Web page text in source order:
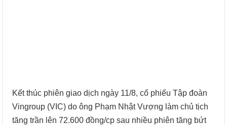
Kết thúc phiên giao dịch ngày 11/8, cổ phiếu Tập đoàn
Vingroup (VIC) do ông Phạm Nhật Vượng làm chủ tịch
tăng trần lên 72.600 đồng/cp sau nhiều phiên tăng bứt